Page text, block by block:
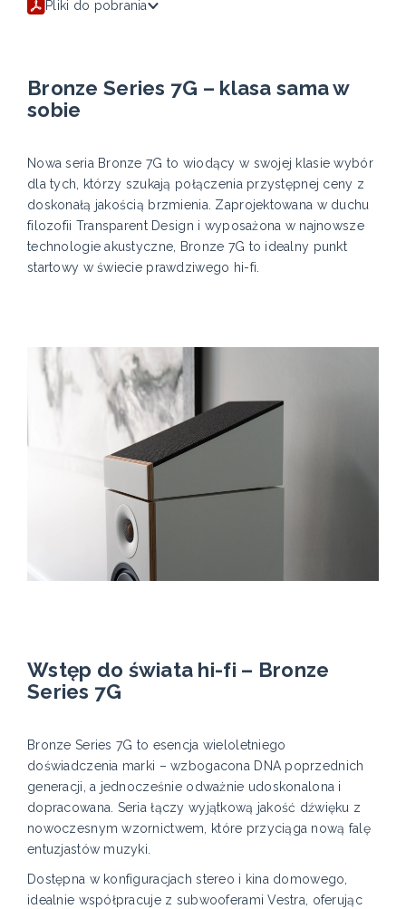
Pliki do pobrania
Bronze Series 7G – klasa sama w
sobie
Nowa seria Bronze 7G to wiodący w swojej klasie wybór
dla tych, którzy szukają połączenia przystępnej ceny z
doskonałą jakością brzmienia. Zaprojektowana w duchu
filozofii Transparent Design i wyposażona w najnowsze
technologie akustyczne, Bronze 7G to idealny punkt
startowy w świecie prawdziwego hi-fi.
Wstęp do świata hi-fi – Bronze
Series 7G
Bronze Series 7G to esencja wieloletniego
doświadczenia marki – wzbogacona DNA poprzednich
generacji, a jednocześnie odważnie udoskonalona i
dopracowana. Seria łączy wyjątkową jakość dźwięku z
nowoczesnym wzornictwem, które przyciąga nową falę
entuzjastów muzyki.
Dostępna w konfiguracjach stereo i kina domowego,
idealnie współpracuje z subwooferami Vestra, oferując